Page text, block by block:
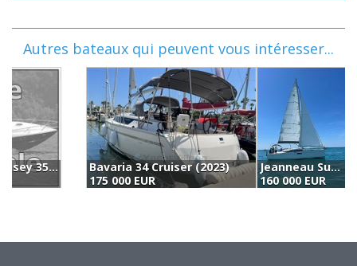
Autres bateaux qui peuvent vous intéresser...
Bavaria 34 Cruiser (2023)
175 000 EUR
Jeanneau Sun Odyssey 349 (2021)
160 000 EUR